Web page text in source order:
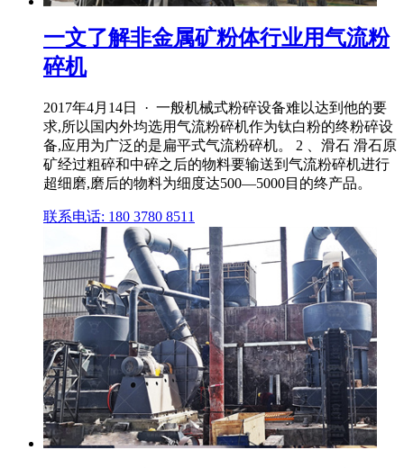
一文了解非金属矿粉体行业用气流粉
碎机
2017年4月14日 · 一般机械式粉碎设备难以达到他的要
求,所以国内外均选用气流粉碎机作为钛白粉的终粉碎设
备,应用为广泛的是扁平式气流粉碎机。 2 、滑石 滑石原
矿经过粗碎和中碎之后的物料要输送到气流粉碎机进行
超细磨,磨后的物料为细度达500—5000目的终产品。
联系电话: 180 3780 8511